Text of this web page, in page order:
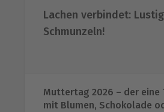
Lachen verbindet:
Schmunzeln!
Muttertag 2026 – der eine
mit Blumen, Schokolade